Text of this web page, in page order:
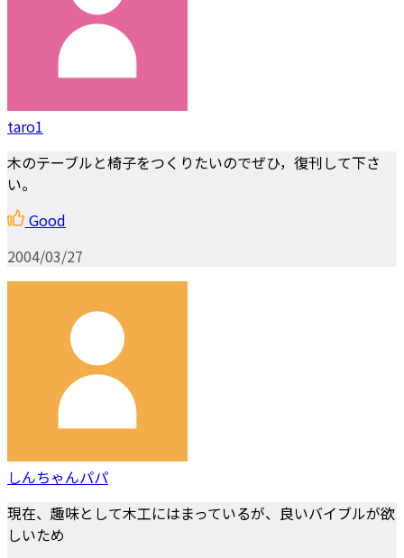
taro1
木のテーブルと椅子をつくりたいのでぜひ，復刊して下さ
い。
Good
2004/03/27
しんちゃんパパ
現在、趣味として木工にはまっているが、良いバイブルが欲
しいため